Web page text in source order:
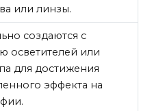
или линзы.
создаются с
осветителей или
для достижения
эффекта на